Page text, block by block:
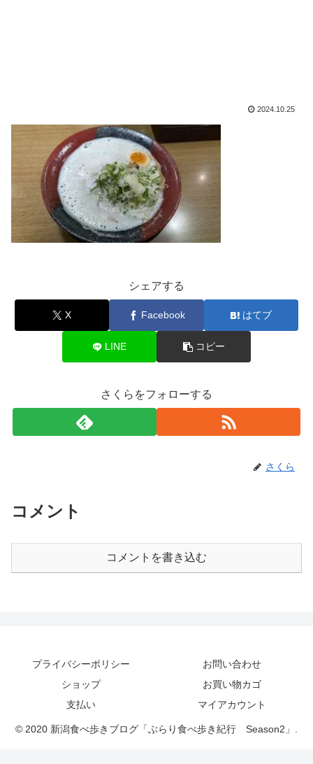
2024.10.25
シェアする
X Facebook はてブ
LINE コピー
さくらをフォローする
さくら
コメント
コメントを書き込む
プライバシーポリシー
お問い合わせ
ショップ
お買い物カゴ
支払い
マイアカウント
© 2020 新潟食べ歩きブログ「ぶらり食べ歩き紀行 Season2」.